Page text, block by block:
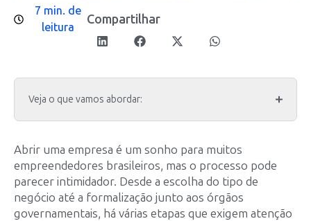
7 min. de
leitura
Compartilhar
Veja o que vamos abordar:
Abrir uma empresa é um sonho para muitos
empreendedores brasileiros, mas o processo pode
parecer intimidador. Desde a escolha do tipo de
negócio até a formalização junto aos órgãos
governamentais, há várias etapas que exigem atenção